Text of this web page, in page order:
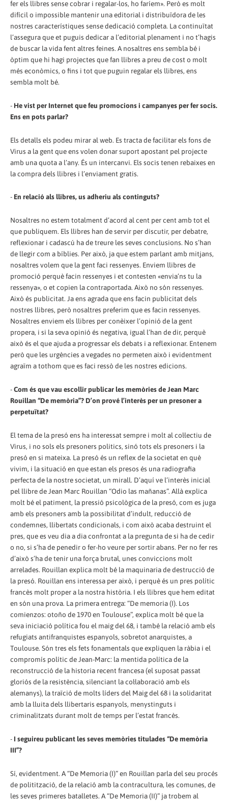
fer els llibres sense cobrar i regalar-los, ho faríem». Però es molt
difícil o impossible mantenir una editorial i distribuïdora de les
nostres característiques sense dedicació completa. La continuïtat
l’assegura que et puguis dedicar a l’editorial plenament i no t’hagis
de buscar la vida fent altres feines. A nosaltres ens sembla bé i
òptim que hi hagi projectes que fan llibres a preu de cost o molt
més econòmics, o fins i tot que puguin regalar els llibres, ens
sembla molt bé.
- He vist per Internet que feu promocions i campanyes per fer socis.
Ens en pots parlar?
Els detalls els podeu mirar al web. Es tracta de facilitar els fons de
Virus a la gent que ens volen donar suport apostant pel projecte
amb una quota a l’any. És un intercanvi. Els socis tenen rebaixes en
la compra dels llibres i l’enviament gratis.
- En relació als llibres, us adheriu als continguts?
Nosaltres no estem totalment d’acord al cent per cent amb tot el
que publiquem. Els llibres han de servir per discutir, per debatre,
reflexionar i cadascú ha de treure les seves conclusions. No s’han
de llegir com a bíblies. Per això, ja que estem parlant amb mitjans,
nosaltres volem que la gent faci ressenyes. Enviem llibres de
promoció perquè facin ressenyes i et contesten «envia’ns tu la
ressenya», o et copien la contraportada. Això no són ressenyes.
Això és publicitat. Ja ens agrada que ens facin publicitat dels
nostres llibres, però nosaltres preferim que es facin ressenyes.
Nosaltres enviem els llibres per conèixer l’opinió de la gent
propera, i si la seva opinió és negativa, igual l’han de dir, perquè
això és el que ajuda a progressar els debats i a reflexionar. Entenem
però que les urgències a vegades no permeten això i evidentment
agraïm a tothom que es faci ressò de les nostres edicions.
-Com és que vau escollir publicar les memòries de Jean Marc
Rouillan “De memòria”? D’on prové l’interès per un presoner a
perpetuïtat?
El tema de la presó ens ha interessat sempre i molt al col·lectiu de
Virus, i no sols els presoners politics, sinó tots els presoners i la
presó en si mateixa. La presó és un reflex de la societat en què
vivim, i la situació en que estan els presos és una radiografia
perfecta de la nostre societat, un mirall. D’aquí ve l’interès inicial
pel llibre de Jean Marc Rouillan “Odio las mañanas”. Allà explica
molt bé el patiment, la pressió psicològica de la presó, com es juga
amb els presoners amb la possibilitat d’indult, reducció de
condemnes, llibertats condicionals, i com això acaba destruint el
pres, que es veu dia a dia confrontat a la pregunta de si ha de cedir
o no, si s’ha de penedir o fer-ho veure per sortir abans. Per no fer res
d’això s’ha de tenir una força brutal, unes conviccions molt
arrelades. Rouillan explica molt bé la maquinaria de destrucció de
la presó. Rouillan ens interessa per això, i perquè és un pres polític
francès molt proper a la nostra història. I els llibres que hem editat
en són una prova. La primera entrega: “De memoria (I). Los
comienzos: otoño de 1970 en Toulouse”, explica molt bé que la
seva iniciació política fou el maig del 68, i també la relació amb els
refugiats antifranquistes espanyols, sobretot anarquistes, a
Toulouse. Són tres els fets fonamentals que expliquen la ràbia i el
compromís polític de Jean-Marc: la mentida política de la
reconstrucció de la historia recent francesa (el suposat passat
gloriós de la resistència, silenciant la col·laboració amb els
alemanys), la traïció de molts líders del Maig del 68 i la solidaritat
amb la lluita dels llibertaris espanyols, menystinguts i
criminalitzats durant molt de temps per l’estat francès.
- I seguireu publicant les seves memòries titulades “De memòria
III”?
Sí, evidentment. A “De Memoria (I)” en Rouillan parla del seu procés
de politització, de la relació amb la contracultura, les comunes, de
les seves primeres batalletes. A “De Memoria (II)” ja trobem al